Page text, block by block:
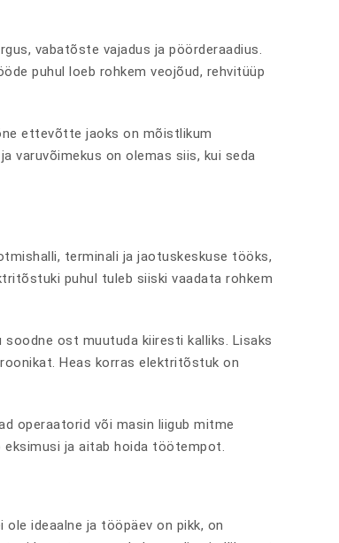
vabatõste vajadus ja pöörderaadius.
puhul loeb rohkem veojõud, rehvitüüp
ettevõtte jaoks on mõistlikum
varuvõimekus on olemas siis, kui seda
terminali ja jaotuskeskuse tööks,
puhul tuleb siiski vaadata rohkem
soodne ost muutuda kiiresti kalliks. Lisaks
Heas korras elektritõstuk on
operaatorid või masin liigub mitme
ja aitab hoida töötempot.
ideaalne ja tööpäev on pikk, on